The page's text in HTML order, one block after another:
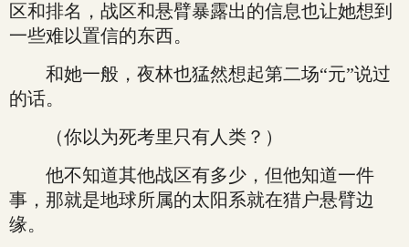
区和排名，战区和悬臂暴露出的信息也让她想到
一些难以置信的东西。
和她一般，夜林也猛然想起第二场“元”说过
的话。
（你以为死考里只有人类？）
他不知道其他战区有多少，但他知道一件
事，那就是地球所属的太阳系就在猎户悬臂边
缘。